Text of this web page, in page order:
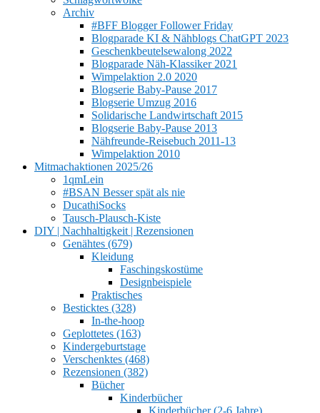
Archiv
#BFF Blogger Follower Friday
Blogparade KI & Nähblogs ChatGPT 2023
Geschenkbeutelsewalong 2022
Blogparade Näh-Klassiker 2021
Wimpelaktion 2.0 2020
Blogserie Baby-Pause 2017
Blogserie Umzug 2016
Solidarische Landwirtschaft 2015
Blogserie Baby-Pause 2013
Nähfreunde-Reisebuch 2011-13
Wimpelaktion 2010
Mitmachaktionen 2025/26
1qmLein
#BSAN Besser spät als nie
DucathiSocks
Tausch-Plausch-Kiste
DIY | Nachhaltigkeit | Rezensionen
Genähtes (679)
Kleidung
Faschingskostüme
Designbeispiele
Praktisches
Besticktes (328)
In-the-hoop
Geplottetes (163)
Kindergeburtstage
Verschenktes (468)
Rezensionen (382)
Bücher
Kinderbücher
Kinderbücher (2-6 Jahre)